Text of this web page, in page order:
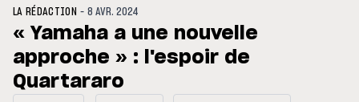
: Horaires et
du GP de Grande-
MOTO GP
LA RÉDACTION -8 AVR. 2024
« Yamaha a une nouvelle
approche » : l'espoir de
Quartararo